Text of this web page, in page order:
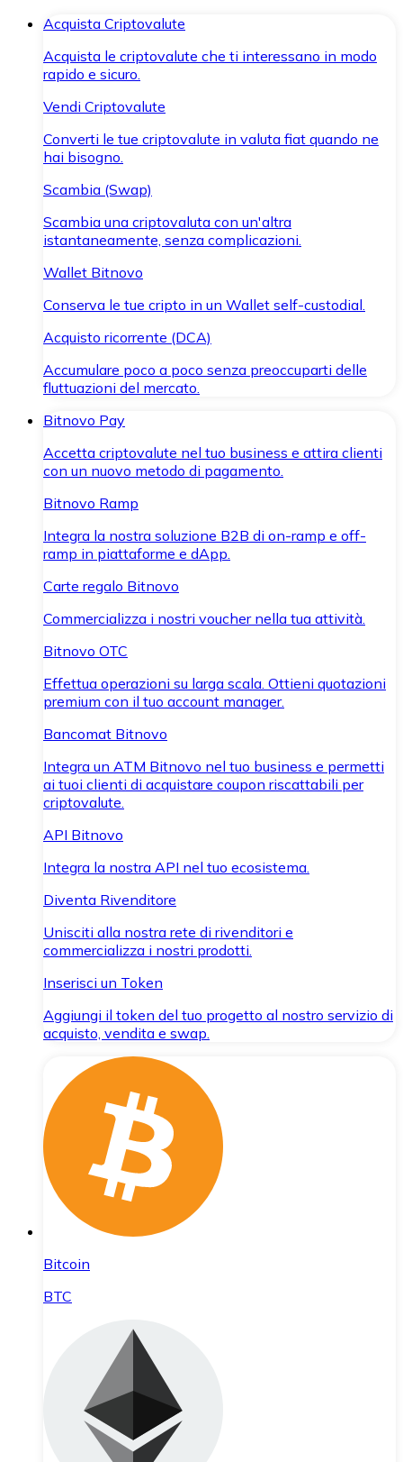
Acquista Criptovalute
Acquista le criptovalute che ti interessano in modo
rapido e sicuro.
Vendi Criptovalute
Converti le tue criptovalute in valuta fiat quando ne
hai bisogno.
Scambia (Swap)
Scambia una criptovaluta con un'altra
istantaneamente, senza complicazioni.
Wallet Bitnovo
Conserva le tue cripto in un Wallet self-custodial.
Acquisto ricorrente (DCA)
Accumulare poco a poco senza preoccuparti delle
fluttuazioni del mercato.
Bitnovo Pay
Accetta criptovalute nel tuo business e attira clienti
con un nuovo metodo di pagamento.
Bitnovo Ramp
Integra la nostra soluzione B2B di on-ramp e off-
ramp in piattaforme e dApp.
Carte regalo Bitnovo
Commercializza i nostri voucher nella tua attività.
Bitnovo OTC
Effettua operazioni su larga scala. Ottieni quotazioni
premium con il tuo account manager.
Bancomat Bitnovo
Integra un ATM Bitnovo nel tuo business e permetti
ai tuoi clienti di acquistare coupon riscattabili per
criptovalute.
API Bitnovo
Integra la nostra API nel tuo ecosistema.
Diventa Rivenditore
Unisciti alla nostra rete di rivenditori e
commercializza i nostri prodotti.
Inserisci un Token
Aggiungi il token del tuo progetto al nostro servizio di
acquisto, vendita e swap.
Bitcoin
BTC